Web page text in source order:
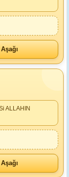
Aşağı
ALLAHIN
Aşağı